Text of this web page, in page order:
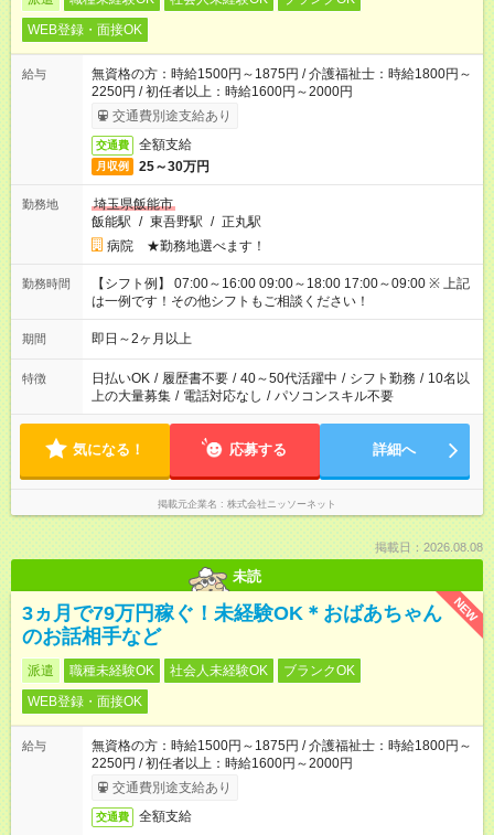
WEB登録・面接OK
給与
無資格の方：時給1500円～1875円 / 介護福祉士：時給1800円～
2250円 / 初任者以上：時給1600円～2000円
交通費別途支給あり
交通費 全額支給
月収例 25～30万円
勤務地
埼玉県飯能市
飯能駅 / 東吾野駅 / 正丸駅
病院 ★勤務地選べます！
勤務時間
【シフト例】 07:00～16:00 09:00～18:00 17:00～09:00 ※ 上記
は一例です！その他シフトもご相談ください！
期間 即日～2ヶ月以上
特徴 日払いOK / 履歴書不要 / 40～50代活躍中 / シフト勤務 / 10名以
上の大量募集 / 電話対応なし / パソコンスキル不要
気になる！ 応募する 詳細へ
掲載元企業名 株式会社ニッソーネット
掲載日：2026.08.08
未読
NEW
3ヵ月で79万円稼ぐ！未経験OK＊おばあちゃん
のお話相手など
派遣 職種未経験OK 社会人未経験OK
ブランクOK
WEB登録・面接OK
給与
無資格の方：時給1500円～1875円 / 介護福祉士：時給1800円～
2250円 / 初任者以上：時給1600円～2000円
交通費別途支給あり
交通費 全額支給